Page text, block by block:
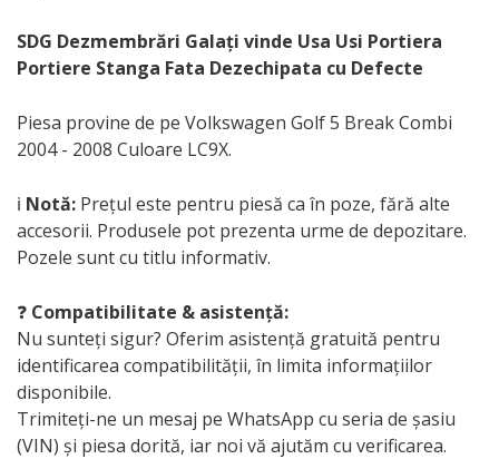
SDG Dezmembrări Galați vinde Usa Usi Portiera
Portiere Stanga Fata Dezechipata cu Defecte
Piesa provine de pe Volkswagen Golf 5 Break Combi
2004 - 2008 Culoare LC9X.
ℹ️ Notă: Prețul este pentru piesă ca în poze, fără alte
accesorii. Produsele pot prezenta urme de depozitare.
Pozele sunt cu titlu informativ.
❓ Compatibilitate & asistență:
Nu sunteți sigur? Oferim asistență gratuită pentru
identificarea compatibilității, în limita informațiilor
disponibile.
Trimiteți-ne un mesaj pe WhatsApp cu seria de șasiu
(VIN) și piesa dorită, iar noi vă ajutăm cu verificarea.